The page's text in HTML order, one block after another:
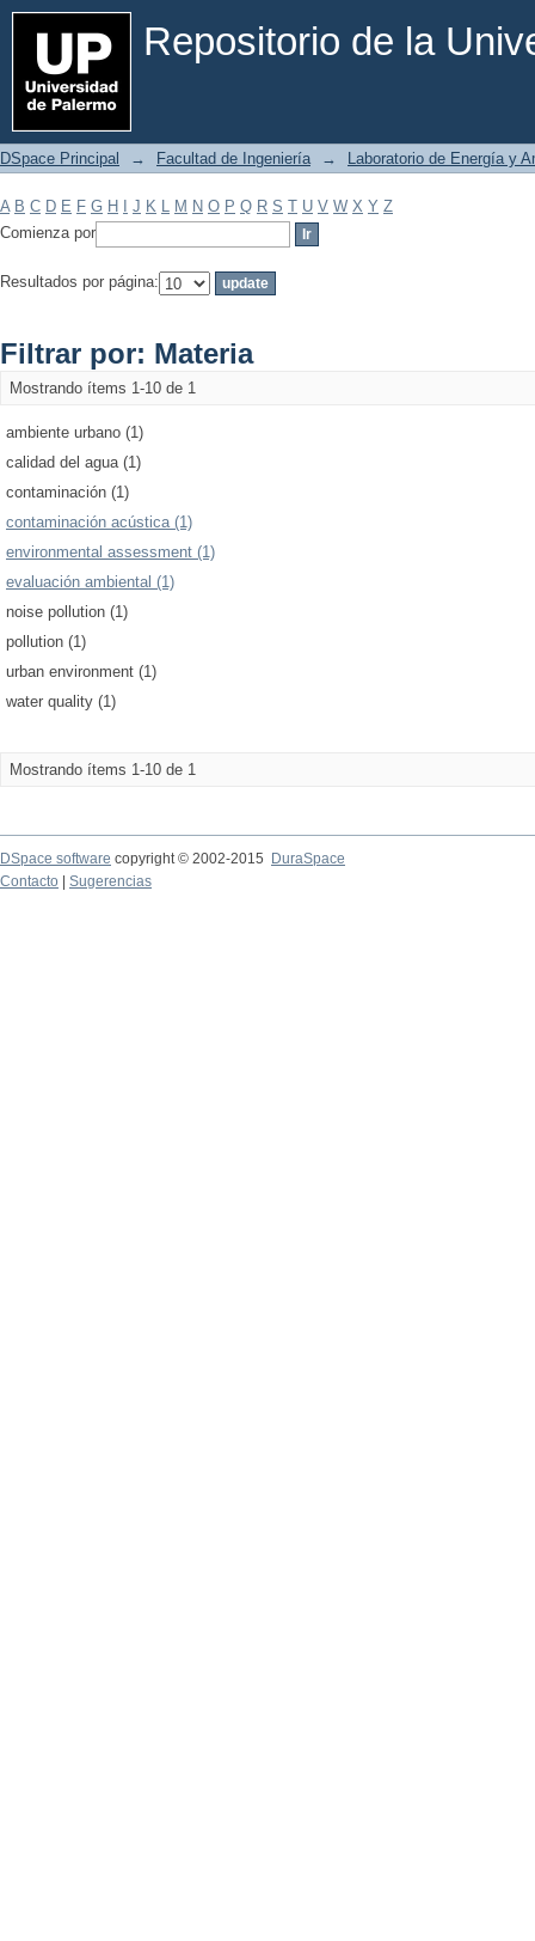
Repositorio de la
Filtrar por: Materia
DSpace Principal → Facultad de Ingeniería → Laboratorio de Energía y
A B C D E F G H J K L M N O P Q R S T U V W X Y Z
Comienza por
Resultados por página:
Filtrar por: Materia
Mostrando ítems 1-10 de 1
ambiente urbano (1)
calidad del agua (1)
contaminación (1)
contaminación acústica (1)
environmental assessment (1)
evaluación ambiental (1)
noise pollution (1)
pollution (1)
urban environment (1)
water quality (1)
Mostrando ítems 1-10 de 1
DSpace software copyright © 2002-2015
DuraSpace
Contacto
Sugerencias